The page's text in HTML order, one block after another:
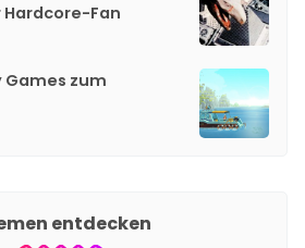
Hardcore-Fan
Games zum
entdecken